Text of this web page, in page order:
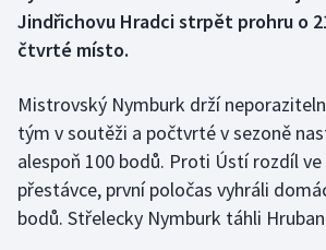
Dostihy
Futsal
Golf
Gymnastika
Jindřichovu Hradci strpět prohru o
čtvrté místo.
Mistrovský Nymburk drží
tým v soutěži a počtvrté v sezoně
alespoň 100 bodů. Proti Ústí rozdíl
přestávce, první poločas vyhráli
bodů. Střelecky Nymburk táhli